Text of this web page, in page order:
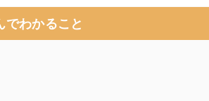
でわかること